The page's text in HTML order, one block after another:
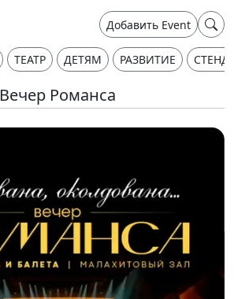
Добавить Event
ТЕАТР ДЕТЯМ РАЗВИТИЕ
Вечер Романса